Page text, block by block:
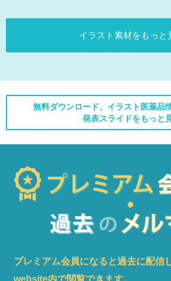
イラスト素材をもっと
無料ダウンロード、イラスト医薬品
発表スライドをもっと
プレミアム会員になると過去に配信